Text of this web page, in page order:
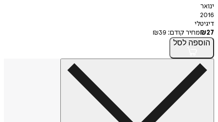
ינואר
2016
דיגיטלי
₪27 מחיר קודם: ₪39
הוספה לסל